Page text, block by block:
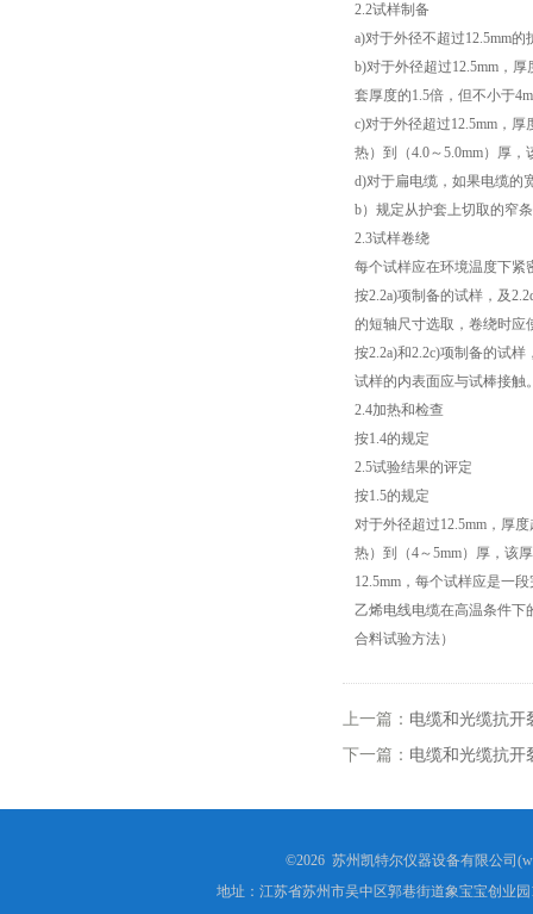
2.2试样制备
a)对于外径不超过12.5mm
b)对于外径超过12.5mm，
套厚度的1.5倍，但不小于
c)对于外径超过12.5mm，
热）到（4.0～5.0mm）厚
d)对于扁电缆，如果电缆的
b）规定从护套上切取的窄
2.3试样卷绕
每个试样应在环境温度下紧
按2.2a)项制备的试样，及
的短轴尺寸选取，卷绕时应
按2.2a)和2.2c)项制备的试
试样的内表面应与试棒接触
2.4加热和检查
按1.4的规定
2.5试验结果的评定
按1.5的规定
对于外径超过12.5mm，厚
热）到（4～5mm）厚，该
12.5mm，每个试样应是一
乙烯电线电缆在高温条件下
合料试验方法）
上一篇： 电缆和光缆抗开
下一篇： 电缆和光缆抗开
©2026 苏州凯特尔仪器设备有限公司
地址：江苏省苏州市吴中区郭巷街道象宝宝创业